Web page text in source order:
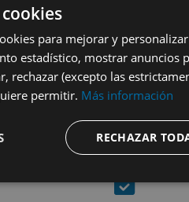
para mejorar y
estadístico, mostrar anuncios
rechazar (excepto las
permitir. Más información
RECHAZAR